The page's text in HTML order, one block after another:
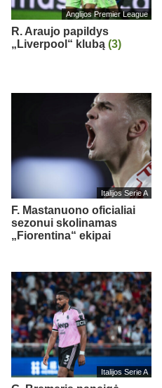
Anglijos Premier League
R. Araujo papildys
„Liverpool“ klubą (3)
Italijos Serie A
F. Mastanuono oficialiai
sezonui skolinamas
„Fiorentina“ ekipai
Italijos Serie A